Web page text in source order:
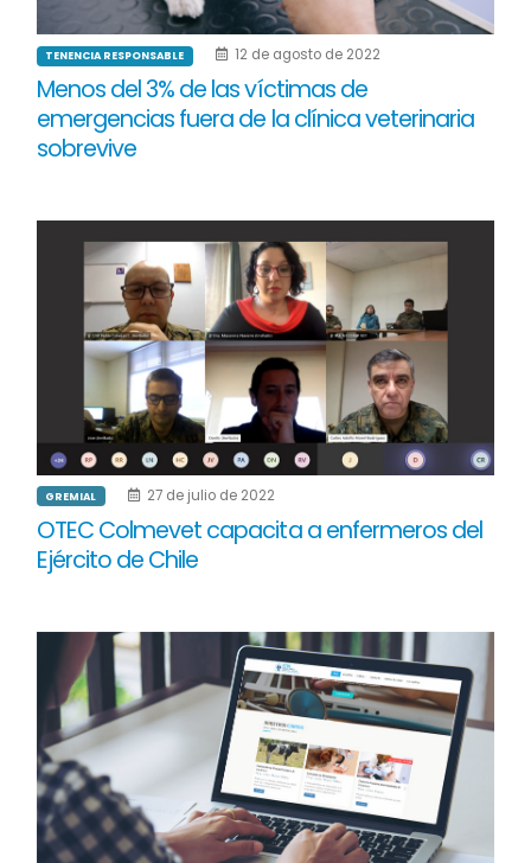
TENENCIA RESPONSABLE 12 de agosto de 2022
Menos del 3% de las víctimas de
emergencias fuera de la clínica veterinaria
sobrevive
GREMIAL 27 de julio de 2022
OTEC Colmevet capacita a enfermeros del
Ejército de Chile